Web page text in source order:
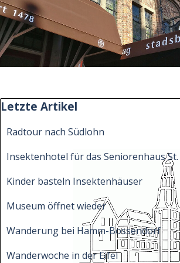
Block überspringen Letzte Artikel
Letzte Artikel
Radtour nach Südlohn
Insektenhotel für das Seniorenhaus
Kinder basteln Insektenhäuser
Museum öffnet wieder
Wanderung bei Hamm-Bossendorf
Wanderwoche in der Eifel